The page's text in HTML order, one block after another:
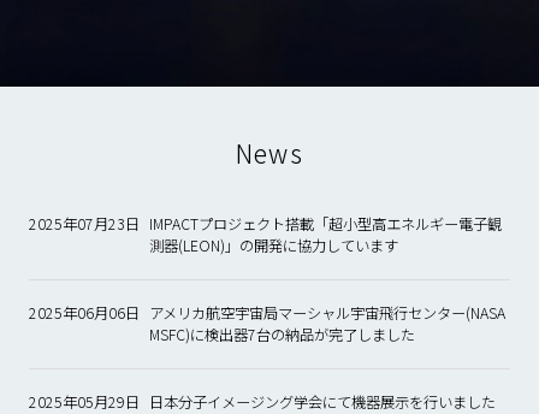
News
2025年07月23日 IMPACTプロジェクト搭載「超小型高エネルギー電子観
測器(LEON)」の開発に協力しています
2025年06月06日
アメリカ航空宇宙局マーシャル宇宙飛行センター(NASA
MSFC)に検出器7台の納品が完了しました
2025年05月29日 日本分子イメージング学会にて機器展示を行いました